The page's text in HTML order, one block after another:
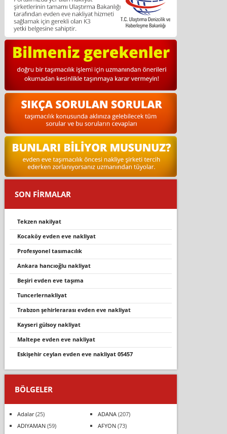
SON FİRMALAR
tekzen naki̇lyat
kocaköy evden eve nakli̇yat
profesyonel tasimacilik
ankara hancıoğlu nakliyat
beşi̇ri̇ evden eve taşima
tuncerlernakliyat
trabzon şehi̇rlerarasi evden eve nakli̇yat
kayseri gülsoy nakliyat
maltepe evden eve nakliyat
eski̇şehi̇r ceylan evden eve nakli̇yat 05457
BÖLGELER
Adalar(25) ADANA(207)
ADIYAMAN(59) AFYON(73)